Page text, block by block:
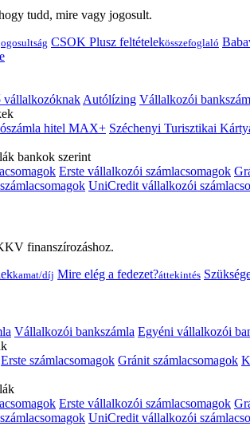
tudd, mire vagy jogosult.
CSOK Plusz feltételekösszefoglaló
vállalkozóknak Autólízing Vállalkozói
hitel MAX+ Széchenyi Turisztikai
bankok szerint
Erste vállalkozói számlacsomagok
UniCredit vállalkozói
finanszírozáshoz.
kamat/díj Mire elég a fedezet?áttekintés
Vállalkozói bankszámla Egyéni vállalkozói
Erste számlacsomagok Gránit számlacsomagok
Erste vállalkozói számlacsomagok
UniCredit vállalkozói